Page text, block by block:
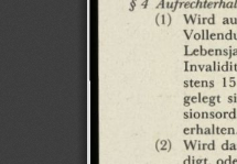
(1) Wird
stens 15
gelegt
erhalten.
(2) Wird
digt,